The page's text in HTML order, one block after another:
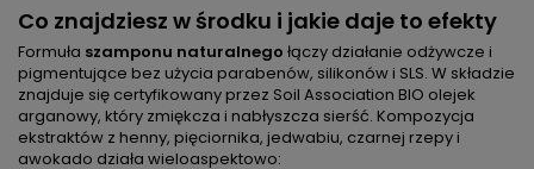
Co znajdziesz w środku i jakie daje to efekty
Formuła szamponu naturalnego łączy działanie odżywcze i
pigmentujące bez użycia parabenów, silikonów i SLS. W składzie
znajduje się certyfikowany przez Soil Association BIO olejek
arganowy, który zmiękcza i nabłyszcza sierść. Kompozycja
ekstraktów z henny, pięciornika, jedwabiu, czarnej rzepy i
awokado działa wieloaspektowo: